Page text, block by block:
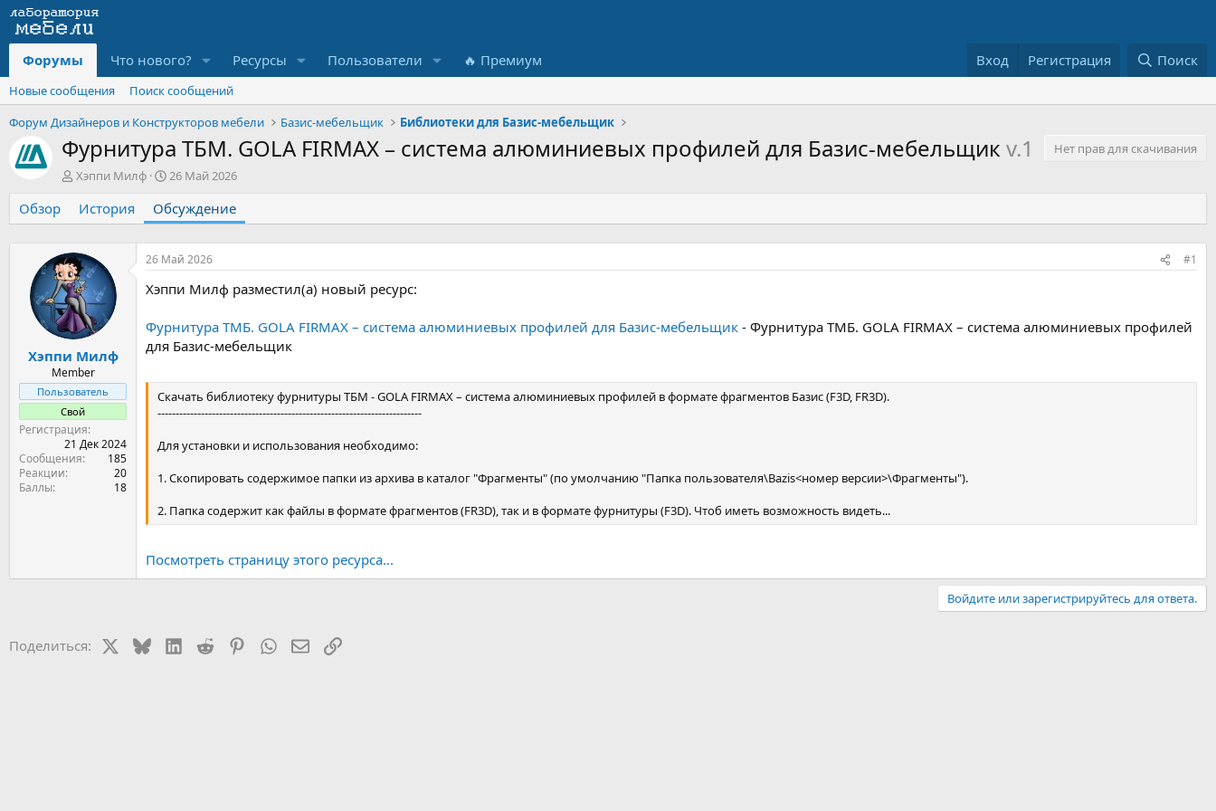
Форумы Что нового? Ресурсы Пользователи 🔥 Премиум Вход Регистрация Поиск
Новые сообщения
Поиск сообщений
Форум Дизайнеров и Конструкторов мебели
Базис-мебельщик Библиотеки для Базис-мебельщик
Фурнитура ТБМ. GOLA FIRMAX – система алюминиевых профилей для Базис-мебельщик v.1
Нет прав для скачивания
А
т
о
т
е
м
ы
Хэппи Милф
Д
т
а
н
а
ч
а
а
26 Май 2026
Обзор История Обсуждение
Хэппи Милф
Member
Пользователь
Свой
Регистрация
21 Дек 2024
Сообщения
185
Реакции
20
Баллы
18
26 Май 2026 #1
Хэппи Милф разместил(а) новый ресурс:
Фурнитура ТМБ. GOLA FIRMAX – система алюминиевых профилей для Базис-мебельщик - Фурнитура ТМБ. GOLA FIRMAX – система алюминиевых профилей
для Базис-мебельщик
Скачать библиотеку фурнитуры ТБМ - GOLA FIRMAX – система алюминиевых профилей в формате фрагментов Базис (F3D, FR3D).
-------------------------------------------------------------------------
Для установки и использования необходимо:
1. Скопировать содержимое папки из архива в каталог "Фрагменты" (по умолчанию "Папка пользователя\Bazis<номер версии>\Фрагменты").
2. Папка содержит как файлы в формате фрагментов (FR3D), так и в формате фурнитуры (F3D). Чтоб иметь возможность видеть...
Посмотреть страницу этого ресурса...
Войдите или зарегистрируйтесь для ответа.
Поделиться: BlueskyLinkedIn
Reddit PinterestWhatsApp
Электронная почта
Ссылка